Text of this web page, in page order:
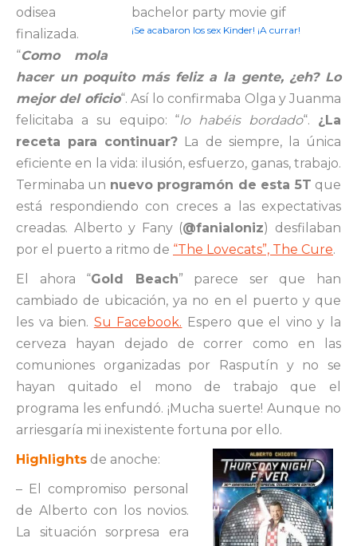
¡Se acabaron los sex Kinder! ¡A currar!
odisea
finalizada.
“Como mola
hacer un poquito más feliz a la gente, ¿eh? Lo
mejor del oficio“. Así lo confirmaba Olga y Juanma
felicitaba a su equipo: “lo habéis bordado“. ¿La
receta para continuar? La de siempre, la única
eficiente en la vida: ilusión, esfuerzo, ganas, trabajo.
Terminaba un nuevo programón de esta 5T que
está respondiendo con creces a las expectativas
creadas. Alberto y Fany (@fanialoniz) desfilaban
por el puerto a ritmo de “The Lovecats”, The Cure.
El ahora “Gold Beach” parece ser que han
cambiado de ubicación, ya no en el puerto y que
les va bien. Su Facebook. Espero que el vino y la
cerveza hayan dejado de correr como en las
comuniones organizadas por Rasputín y no se
hayan quitado el mono de trabajo que el
programa les enfundó. ¡Mucha suerte! Aunque no
arriesgaría mi inexistente fortuna por ello.
Highlights de anoche:
– El compromiso personal
de Alberto con los novios.
La situación sorpresa era